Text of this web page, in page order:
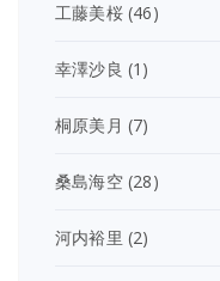
工藤美桜(46)
幸澤沙良 (1)
桐原美月 (7)
桑島海空(28)
河内裕里 (2)